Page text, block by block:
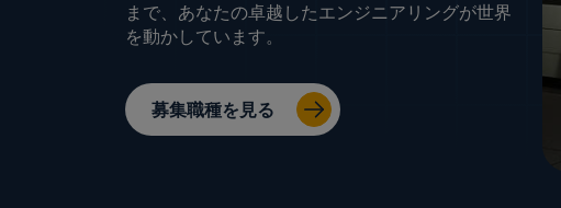
まで、あなたの卓越したエンジニアリングが世界
を動かしています。
募集職種を見る